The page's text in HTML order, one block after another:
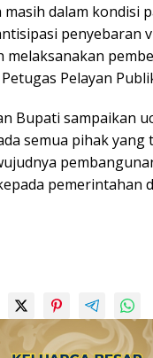
dalam kondisi
penyebaran
melaksanakan
Pelayan
Bupati sampaikan
semua pihak yang
pemerintahan